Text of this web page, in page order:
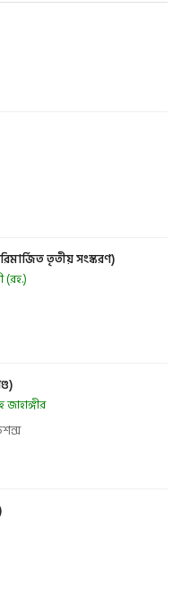
তৃতীয় সংস্করণ)
(রহ.)